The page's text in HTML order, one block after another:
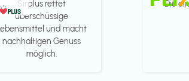
Sirplus rettet
überschüssige
und macht
nachhaltigen Genuss
möglich.
Die